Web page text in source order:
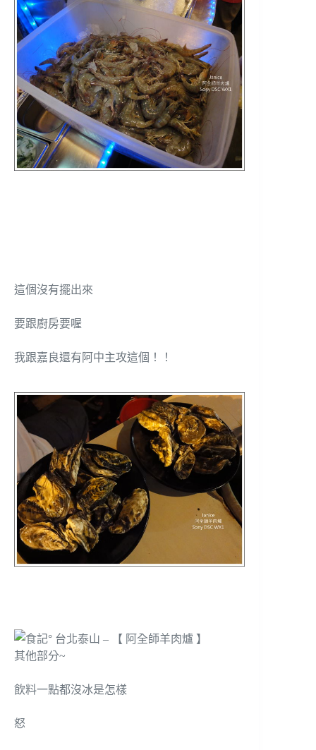
這個沒有擺出來
要跟廚房要喔
我跟嘉良還有阿中主攻這個！！
其他部分~
飲料一點都沒冰是怎樣
怒